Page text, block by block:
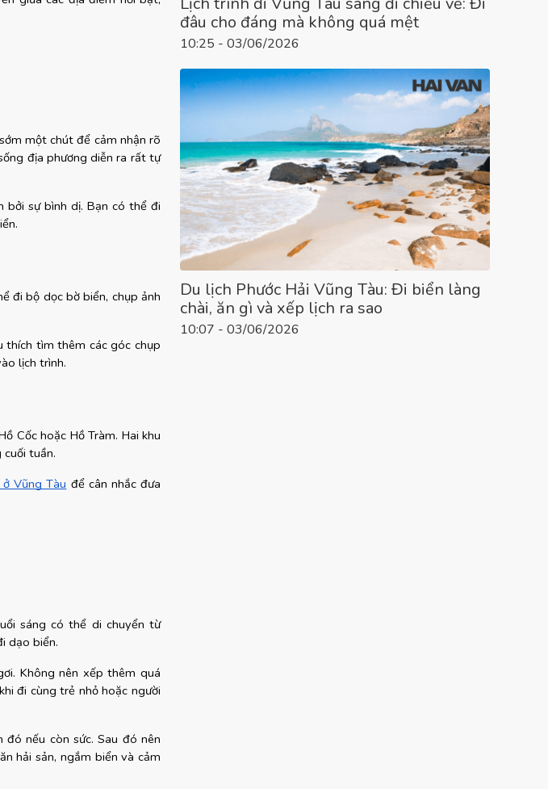
một chút để cảm nhận rõ
địa phương diễn ra rất tự
bởi sự bình dị. Bạn có thể đi
đi bộ dọc bờ biển, chụp ảnh
thích tìm thêm các góc chụp
lịch trình.
Cốc hoặc Hồ Tràm. Hai khu
tuần.
ở Vũng Tàu để cân nhắc đưa
sáng có thể di chuyển từ
dạo biển.
Không nên xếp thêm quá
đi cùng trẻ nhỏ hoặc người
nếu còn sức. Sau đó nên
hải sản, ngắm biển và cảm
đâu cho đáng mà không quá mệt
10:25 - 03/06/2026
Du lịch Phước Hải Vũng Tàu: Đi biển làng
chài, ăn gì và xếp lịch ra sao
10:07 - 03/06/2026